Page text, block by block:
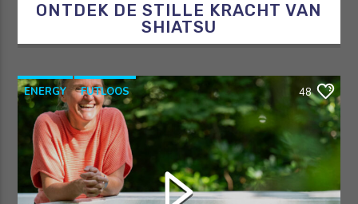
ONTDEK DE STILLE KRACHT VAN
SHIATSU
ENERGY
FUTLOOS
HORMOONTHERAPEUT
OVERGANG
RAZO & ZORG
48